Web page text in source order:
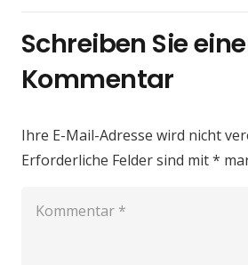
Schreiben Sie
Kommentar
Ihre E-Mail-Adresse wird nicht
Erforderliche Felder sind mit*